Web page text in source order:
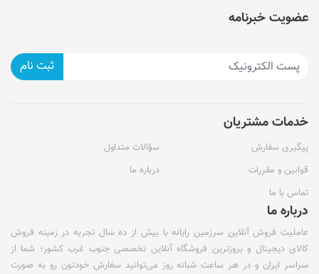
عضویت خبرنامه
ثبت نام
خدمات مشتریان
پیگیری سفارش
سؤالات متداول
قوانین و مقررات
درباره ما
تماس با ما
درباره ما
عاملیت فروش آنلاین سرزمین رایانه با بیش از ده سال تجربه در زمینه فروش
کالای دیجیتال و بروزترین فروشگاه آنلاین تخصصی جنوب غرب کشور؛ شما از
سراسر ایران و در هر ساعت شبانه روز می‌توانید سفارش خودتون رو به صورت